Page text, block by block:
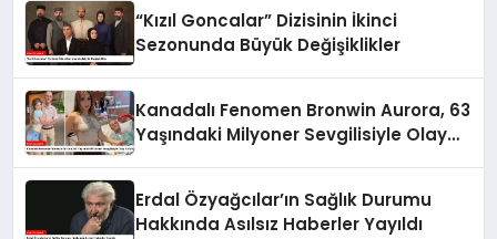
“Kızıl Goncalar” Dizisinin İkinci
Sezonunda Büyük Değişiklikler
Kanadalı Fenomen Bronwin Aurora, 63
Yaşındaki Milyoner Sevgilisiyle Olay
Erdal Özyağcılar’ın Sağlık Durumu
Hakkında Asılsız Haberler Yayıldı